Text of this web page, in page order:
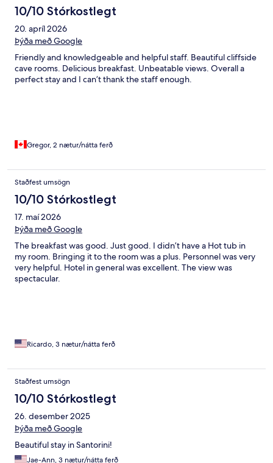
10/10 Stórkostlegt
20. apríl 2026
Þýða með Google
Friendly and knowledgeable and helpful staff. Beautiful cliffside
cave rooms. Delicious breakfast. Unbeatable views. Overall a
perfect stay and I can’t thank the staff enough.
Gregor, 2 nætur/nátta ferð
Staðfest umsögn
10/10 Stórkostlegt
17. maí 2026
Þýða með Google
The breakfast was good. Just good. I didn’t have a Hot tub in
my room. Bringing it to the room was a plus. Personnel was very
very helpful. Hotel in general was excellent. The view was
spectacular.
Ricardo, 3 nætur/nátta ferð
Staðfest umsögn
10/10 Stórkostlegt
26. desember 2025
Þýða með Google
Beautiful stay in Santorini!
Jae-Ann, 3 nætur/nátta ferð